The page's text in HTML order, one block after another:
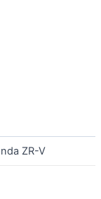
ZR-V